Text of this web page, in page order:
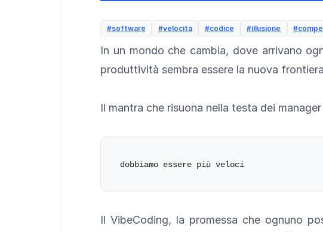
#software #velocità #codice #illusione
In un mondo che cambia, dove arrivano
produttività sembra essere la nuova
Il mantra che risuona nella testa dei
Il VibeCoding, la promessa che ognuno